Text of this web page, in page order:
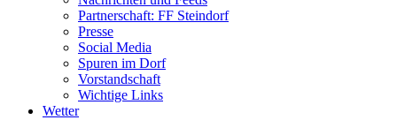
Partnerschaft: FF Steindorf
Presse
Social Media
Spuren im Dorf
Vorstandschaft
Wichtige Links
Wetter